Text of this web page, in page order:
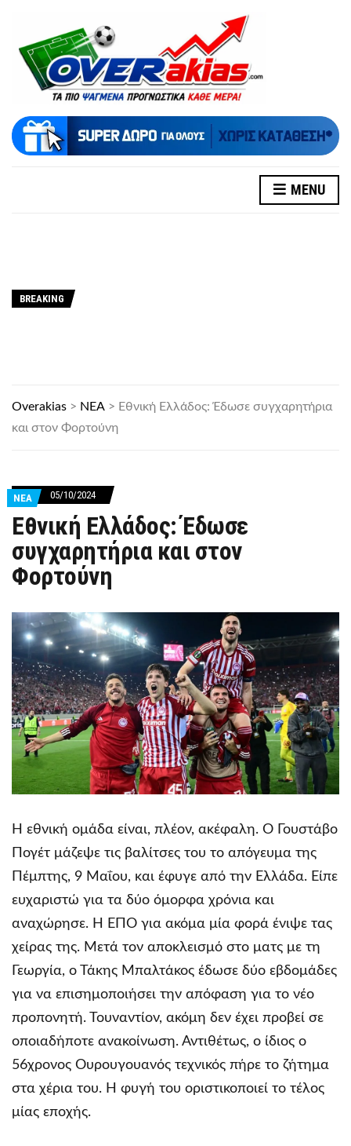
MENU
BREAKING
Overakias > ΝΕΑ > Εθνική Ελλάδος: Έδωσε συγχαρητήρια
και στον Φορτούνη
ΝΕΑ 05/10/2024
Εθνική Ελλάδος: Έδωσε
συγχαρητήρια και στον
Φορτούνη
Η εθνική ομάδα είναι, πλέον, ακέφαλη. Ο Γουστάβο
Πογέτ μάζεψε τις βαλίτσες του το απόγευμα της
Πέμπτης, 9 Μαΐου, και έφυγε από την Ελλάδα. Είπε
ευχαριστώ για τα δύο όμορφα χρόνια και
αναχώρησε. Η ΕΠΟ για ακόμα μία φορά ένιψε τας
χείρας της. Μετά τον αποκλεισμό στο ματς με τη
Γεωργία, ο Τάκης Μπαλτάκος έδωσε δύο εβδομάδες
για να επισημοποιήσει την απόφαση για το νέο
προπονητή. Τουναντίον, ακόμη δεν έχει προβεί σε
οποιαδήποτε ανακοίνωση. Αντιθέτως, ο ίδιος ο
56χρονος Ουρουγουανός τεχνικός πήρε το ζήτημα
στα χέρια του. Η φυγή του οριστικοποιεί το τέλος
μίας εποχής.